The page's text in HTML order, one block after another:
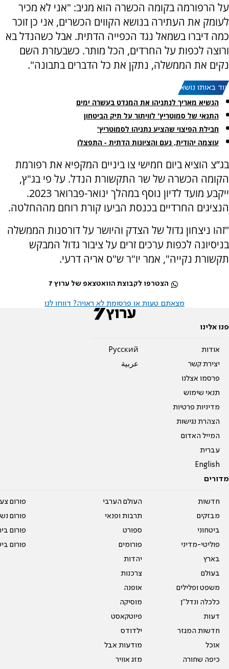
על הרפורמה בקומה הכשרה הוא מגיב: "אני לא מכיר
לעומק את העתירה בנושא הקווים הכשרים, אני כן זוכר
כמה דיברו בשמאל נגד הכפייה הדתית. אבל כשהנדל בא
ורוצה לכפות על החרדים, הכל מותר. כשבעזרת השם
נקים את הממשלה, נתקן את כל הדברים בתבונה".
עוד באותו נושא:
הנשיא מאריך לנתניהו את המנדט בעשרה ימים
התנאי של סמוטריץ' לוויתור על תיק הביטחון
חבילת הפיצוי שהציע נתניהו לסמוטריץ'
עוצמה יהודית, נעם והציונות הדתית - התפצלו
בג”צ הוציא ביום חמישי צו ביניים המקפיא את רפורמת
הקומה הכשרה של שר התקשורת הנדל. על פי בג"ץ,
ייקבע מועד לדיון נוסף במהלך ינואר-פברואר 2023.
הנציגים החרדיים בכנסת הביעו קורת רוחם מההחלטה.
"זהו ניצחון גדול של הצדק והיושר על דורסנות הממשלה
בניסיונה לכפות ערכים זרים על ציבור גדול המבקש
תקשורת נקייה", אמר יו"ר ש"ס אריה דרעי.
הצטרפו לקבוצת הוואטצאפ של ערוץ 7
מצאתם טעות או פרסומת לא ראויה? דווחו לנו
פנו אלינו
אודות
יצירת קשר
פרסמו אצלנו
תנאי שימוש
מדיניות פרטיות
הצהרת נגישות
המייל האדום
עברית
English
Pусский
عربية
מדורים
חדשות
מבזקים
ביטחוני
פוליטי-מדיני
בארץ
בעולם
משפט ופלילים
כלכלה ונדל"ן
דעות
חדשות המגזר
אוכל
כיפה שחורה
העולם הערבי
תרבות ופנאי
ספורט
פורומים
יהדות
צרכנות
אופנה
מוסיקה
פיוטקאסט
ילדודס
מודעות אבל
מזג אוויר
פורום
פורום
פורום
פורום